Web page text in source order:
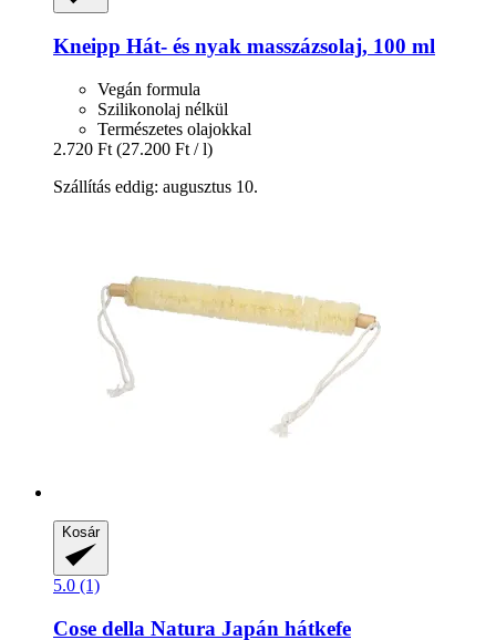
Kneipp Hát-​ és nyak masszázsolaj, 100 ml
Vegán formula
Szilikonolaj nélkül
Természetes olajokkal
2.720 Ft (27.200 Ft / l)
Szállítás eddig: augusztus 10.
Kosár
5.0 (1)
Cose della Natura Japán hátkefe